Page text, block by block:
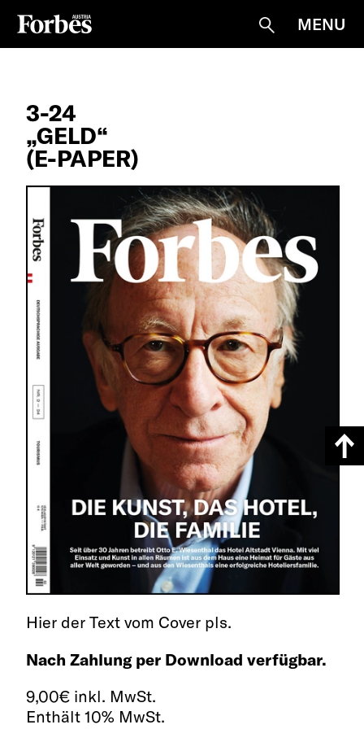
Suche
MENU
3-24
„GELD“
(E-PAPER)
Hier der Text vom Cover pls.
Nach Zahlung per Download verfügbar.
9,00€ inkl. MwSt.
Enthält 10% MwSt.